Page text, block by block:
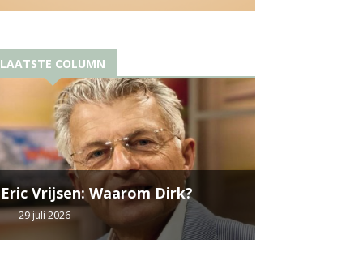
LAATSTE COLUMN
Eric Vrijsen: Waarom Dirk?
29 juli 2026